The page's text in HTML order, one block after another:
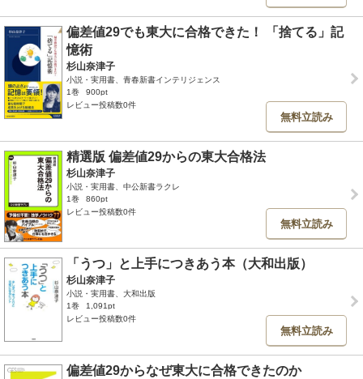
偏差値29でも東大に合格できた！ 「捨てる」記
憶術
杉山奈津子
小説・実用書、青春新書インテリジェンス
1巻
900pt
レビュー投稿数0件
無料立読み
精選版 偏差値29からの東大合格法
杉山奈津子
小説・実用書、中公新書ラクレ
1巻
860pt
レビュー投稿数0件
無料立読み
「うつ」と上手につきあう本（大和出版）
杉山奈津子
小説・実用書、大和出版
1巻
1,091pt
レビュー投稿数0件
無料立読み
偏差値29からなぜ東大に合格できたのか